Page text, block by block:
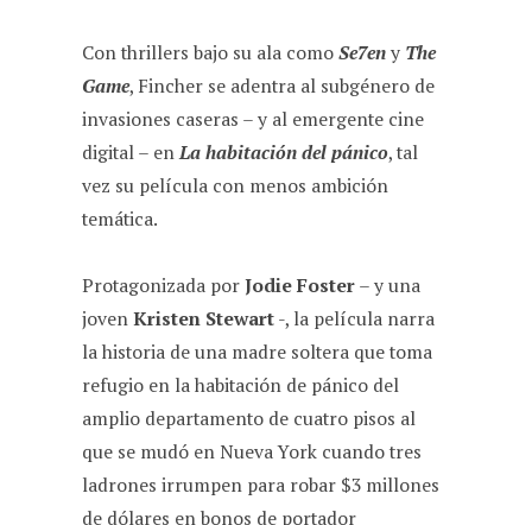
Con thrillers bajo su ala comoSe7eny The
Game, Fincher se adentra al subgénero de
invasiones caseras – y al emergente cine
digital – enLa habitación del pánico, tal
vez su película con menos ambición
temática.
Protagonizada porJodie Foster– y una
jovenKristen Stewart-, la película narra
la historia de una madre soltera que toma
refugio en la habitación de pánico del
amplio departamento de cuatro pisos al
que se mudó en Nueva York cuando tres
ladrones irrumpen para robar $3 millones
de dólares en bonos de portador